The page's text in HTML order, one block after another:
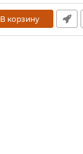
В корзину